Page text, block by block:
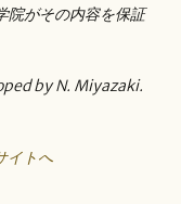
院がその内容を保証
by N. Miyazaki.
イトへ